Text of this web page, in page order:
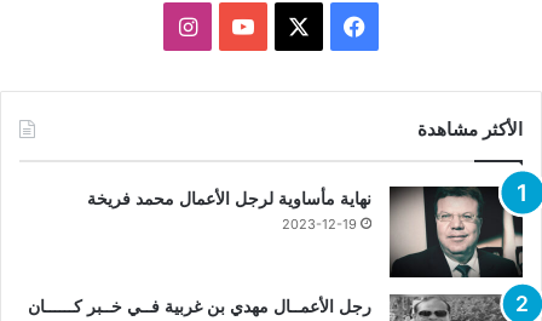
فيسبوك يوتيوبانستقرام
الأكثر مشاهدة
نهاية مأساوية لرجل الأعمال محمد فريخة
2023-12-19
رجل الأعمــال مهدي بن غربية فــي خــبر كــــــان